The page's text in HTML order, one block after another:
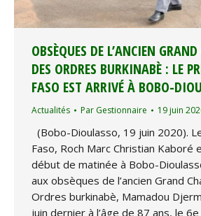
OBSÈQUES DE L’ANCIEN
DES ORDRES BURKINABÈ : LE
FASO EST ARRIVÉ À BOBO-
Actualités Par Gestionnaire 19 juin
(Bobo-Dioulasso, 19 juin 2020).
Faso, Roch Marc Christian Kaboré
début de matinée à Bobo-
aux obsèques de l’ancien Grand
Ordres burkinabè, Mamadou
juin dernier à l’âge de 87 ans, le